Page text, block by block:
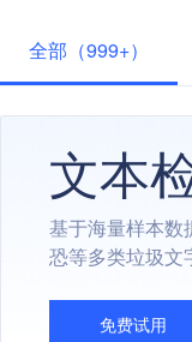
全部（999+）
文本
基于海量样本数
恐等多类垃圾文
免费试用